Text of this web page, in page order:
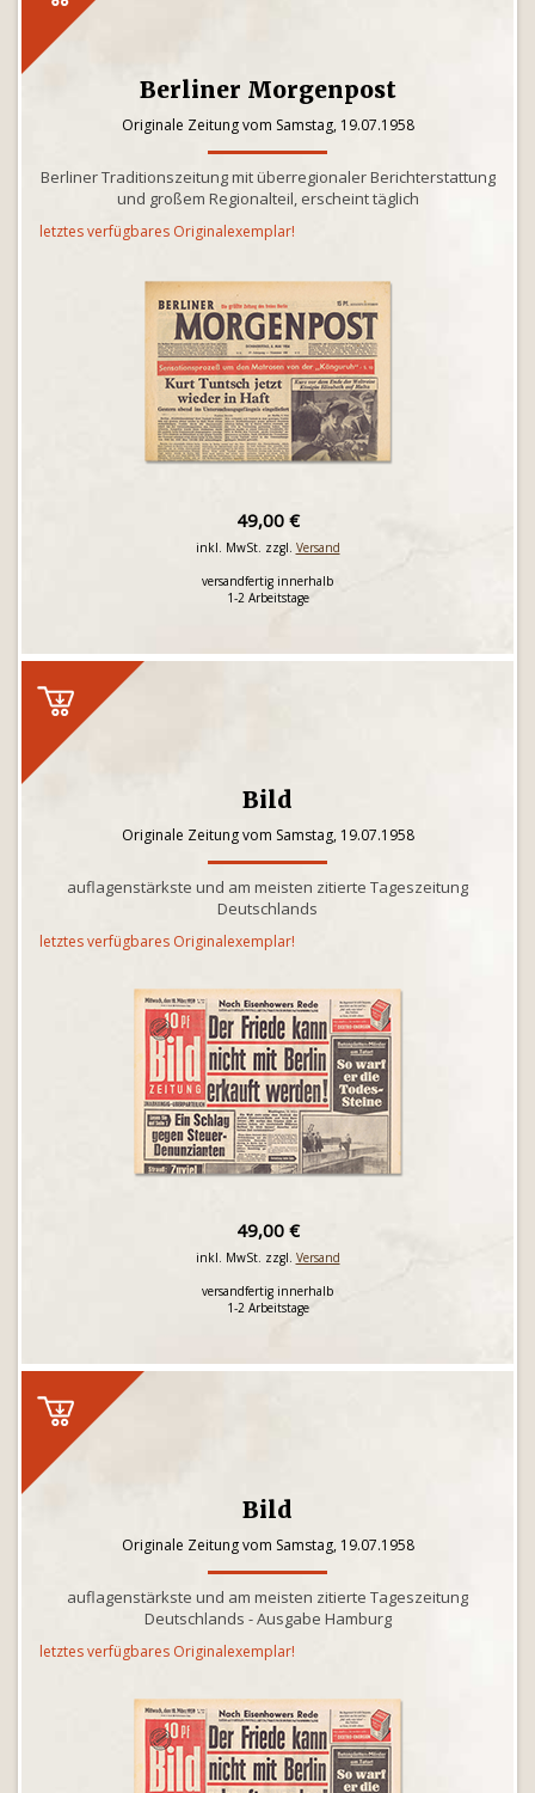
Berliner Morgenpost
Originale Zeitung vom Samstag, 19.07.1958
Berliner Traditionszeitung mit überregionaler Berichterstattung
und großem Regionalteil, erscheint täglich
letztes verfügbares Originalexemplar!
49,00 €
inkl. MwSt. zzgl. Versand
versandfertig innerhalb
1-2 Arbeitstage
Bild
Originale Zeitung vom Samstag, 19.07.1958
auflagenstärkste und am meisten zitierte Tageszeitung
Deutschlands
letztes verfügbares Originalexemplar!
49,00 €
inkl. MwSt. zzgl. Versand
versandfertig innerhalb
1-2 Arbeitstage
Bild
Originale Zeitung vom Samstag, 19.07.1958
auflagenstärkste und am meisten zitierte Tageszeitung
Deutschlands - Ausgabe Hamburg
letztes verfügbares Originalexemplar!